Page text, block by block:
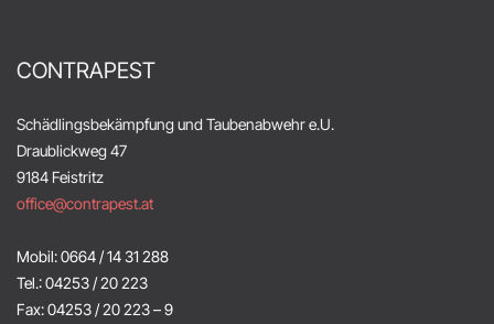
CONTRAPEST
Schädlingsbekämpfung und Taubenabwehr e.U.
Draublickweg 47
9184 Feistritz
office@contrapest.at
Mobil: 0664 / 14 31 288
Tel.: 04253 / 20 223
Fax: 04253 / 20 223 – 9